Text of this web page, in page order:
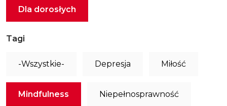
Dla dorosłych
Tagi
-Wszystkie- Depresja Miłość
Mindfulness Niepełnosprawność